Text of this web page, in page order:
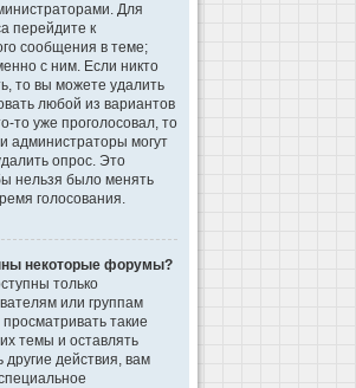
Для
перейдите к
сообщения в теме;
с ним. Если никто
то вы можете удалить
любой из вариантов
то уже проголосовал, то
администраторы могут
опрос. Это
нельзя было менять
голосования.
некоторые форумы?
только
или группам
такие
темы и оставлять
действия, вам